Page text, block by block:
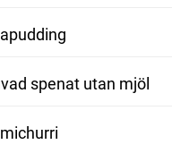
spenat utan mjöl